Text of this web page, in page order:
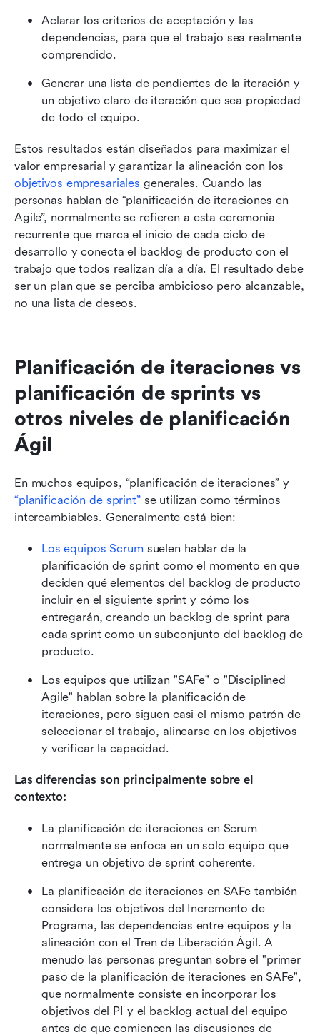
Aclarar los criterios de aceptación y las
dependencias, para que el trabajo sea realmente
comprendido.
Generar una lista de pendientes de la iteración y
un objetivo claro de iteración que sea propiedad
de todo el equipo.
Estos resultados están diseñados para maximizar el
objetivos empresariales generales. Cuando las
personas hablan de “planificación de iteraciones en
Agile”, normalmente se refieren a esta ceremonia
recurrente que marca el inicio de cada ciclo de
desarrollo y conecta el backlog de producto con el
trabajo que todos realizan día a día. El resultado debe
ser un plan que se perciba ambicioso pero alcanzable,
no una lista de deseos.
Planificación de iteraciones vs
planificación de sprints vs
otros niveles de planificación
Ágil
“planificación de sprint” se utilizan como términos
intercambiables. Generalmente está bien:
Los equipos Scrum suelen hablar de la
planificación de sprint como el momento en que
deciden qué elementos del backlog de producto
incluir en el siguiente sprint y cómo los
entregarán, creando un backlog de sprint para
cada sprint como un subconjunto del backlog de
producto.
Los equipos que utilizan "SAFe" o "Disciplined
Agile" hablan sobre la planificación de
iteraciones, pero siguen casi el mismo patrón de
seleccionar el trabajo, alinearse en los objetivos
y verificar la capacidad.
Las diferencias son principalmente sobre el
contexto:
La planificación de iteraciones en Scrum
normalmente se enfoca en un solo equipo que
entrega un objetivo de sprint coherente.
La planificación de iteraciones en SAFe también
considera los objetivos del Incremento de
Programa, las dependencias entre equipos y la
alineación con el Tren de Liberación Ágil. A
menudo las personas preguntan sobre el "primer
paso de la planificación de iteraciones en SAFe",
que normalmente consiste en incorporar los
objetivos del PI y el backlog actual del equipo
antes de que comiencen las discusiones de